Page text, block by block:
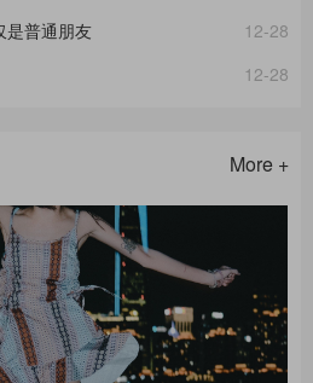
12-28
是普通朋友
12-28
More +